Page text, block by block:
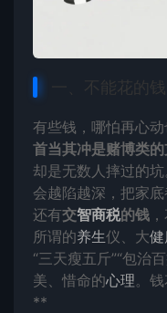
一、不能花的
有些钱，哪怕再心动
首当其冲是赌博类的
却是无数人摔过的
会越陷越深，把家底
还有交智商税的钱
所谓的养生仪、大
“三天瘦五斤”“包治
美、惜命的心理。
**